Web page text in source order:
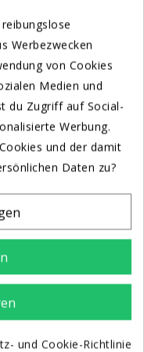
Für Messestand
BZW ANGEBOT
Werbezwecken
von Cookies
Medien und
du Zugriff auf Social-
Werbung.
und der damit
Daten zu?
und Cookie-Richtlinie